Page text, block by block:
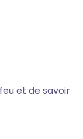
et de savoir